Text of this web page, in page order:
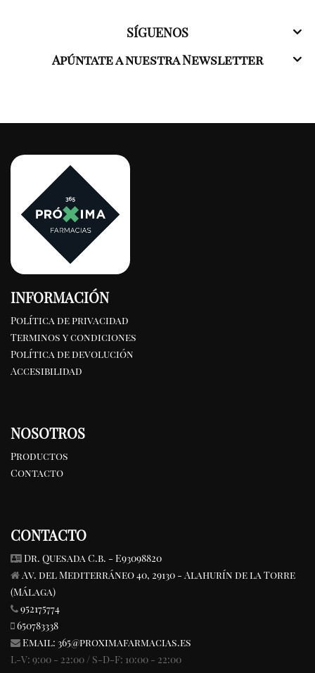
SÍGUENOS
Apúntate a nuestra Newsletter
INFORMACIÓN
Política de privacidad
Terminos y condiciones
Política de devolución
Accesibilidad
NOSOTROS
Productos
Contacto
CONTACTO
Dr. Quesada C.b. - E93098820
Av. del Mediterráneo 40, 29130 - Alahurín de la Torre
(Málaga)
952175774
650783338
Email: 365@proximafarmacias.es
L-V: 9:00 - 22:00 / S-D-F: 10:00 - 22:00